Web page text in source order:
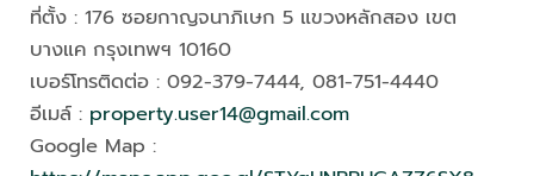
ที่ตั้ง : 176 ซอยกาญจนาภิเษก 5 แขวงหลักสอง เขต
บางแค กรุงเทพฯ 10160
เบอร์โทรติดต่อ : 092-379-7444, 081-751-4440
อีเมล์ : property.user14@gmail.com
Google Map :